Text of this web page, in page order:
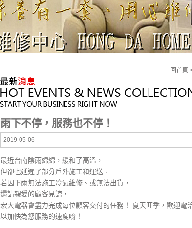
回首頁
雨下不停，服務也不停！
2019-05-06
最近台南陰雨綿綿，緩和了高溫，
但卻也延遲了部分戶外施工和運送，
若因下雨無法施工冷氣維修、或無法出貨，
還請親愛的顧客見諒，
宏大電器會盡力完成每位顧客交付的任務！ 夏天旺季，歡迎電
以加快為您服務的速度唷！